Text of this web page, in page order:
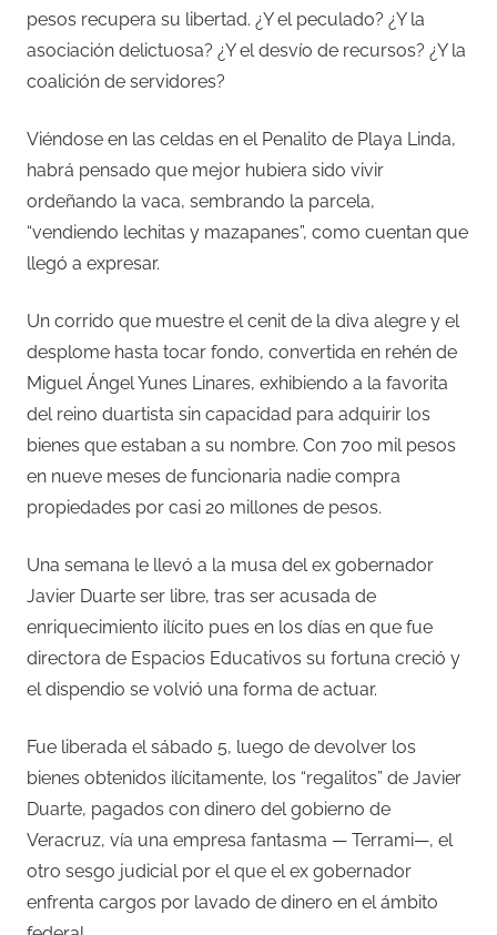
pesos recupera su libertad. ¿Y el peculado? ¿Y la
asociación delictuosa? ¿Y el desvío de recursos? ¿Y la
coalición de servidores?
Viéndose en las celdas en el Penalito de Playa Linda,
habrá pensado que mejor hubiera sido vivir
ordeñando la vaca, sembrando la parcela,
“vendiendo lechitas y mazapanes”, como cuentan que
llegó a expresar.
Un corrido que muestre el cenit de la diva alegre y el
desplome hasta tocar fondo, convertida en rehén de
Miguel Ángel Yunes Linares, exhibiendo a la favorita
del reino duartista sin capacidad para adquirir los
bienes que estaban a su nombre. Con 700 mil pesos
en nueve meses de funcionaria nadie compra
propiedades por casi 20 millones de pesos.
Una semana le llevó a la musa del ex gobernador
Javier Duarte ser libre, tras ser acusada de
enriquecimiento ilícito pues en los días en que fue
directora de Espacios Educativos su fortuna creció y
el dispendio se volvió una forma de actuar.
Fue liberada el sábado 5, luego de devolver los
bienes obtenidos ilícitamente, los “regalitos” de Javier
Duarte, pagados con dinero del gobierno de
Veracruz, vía una empresa fantasma — Terrami—, el
otro sesgo judicial por el que el ex gobernador
enfrenta cargos por lavado de dinero en el ámbito